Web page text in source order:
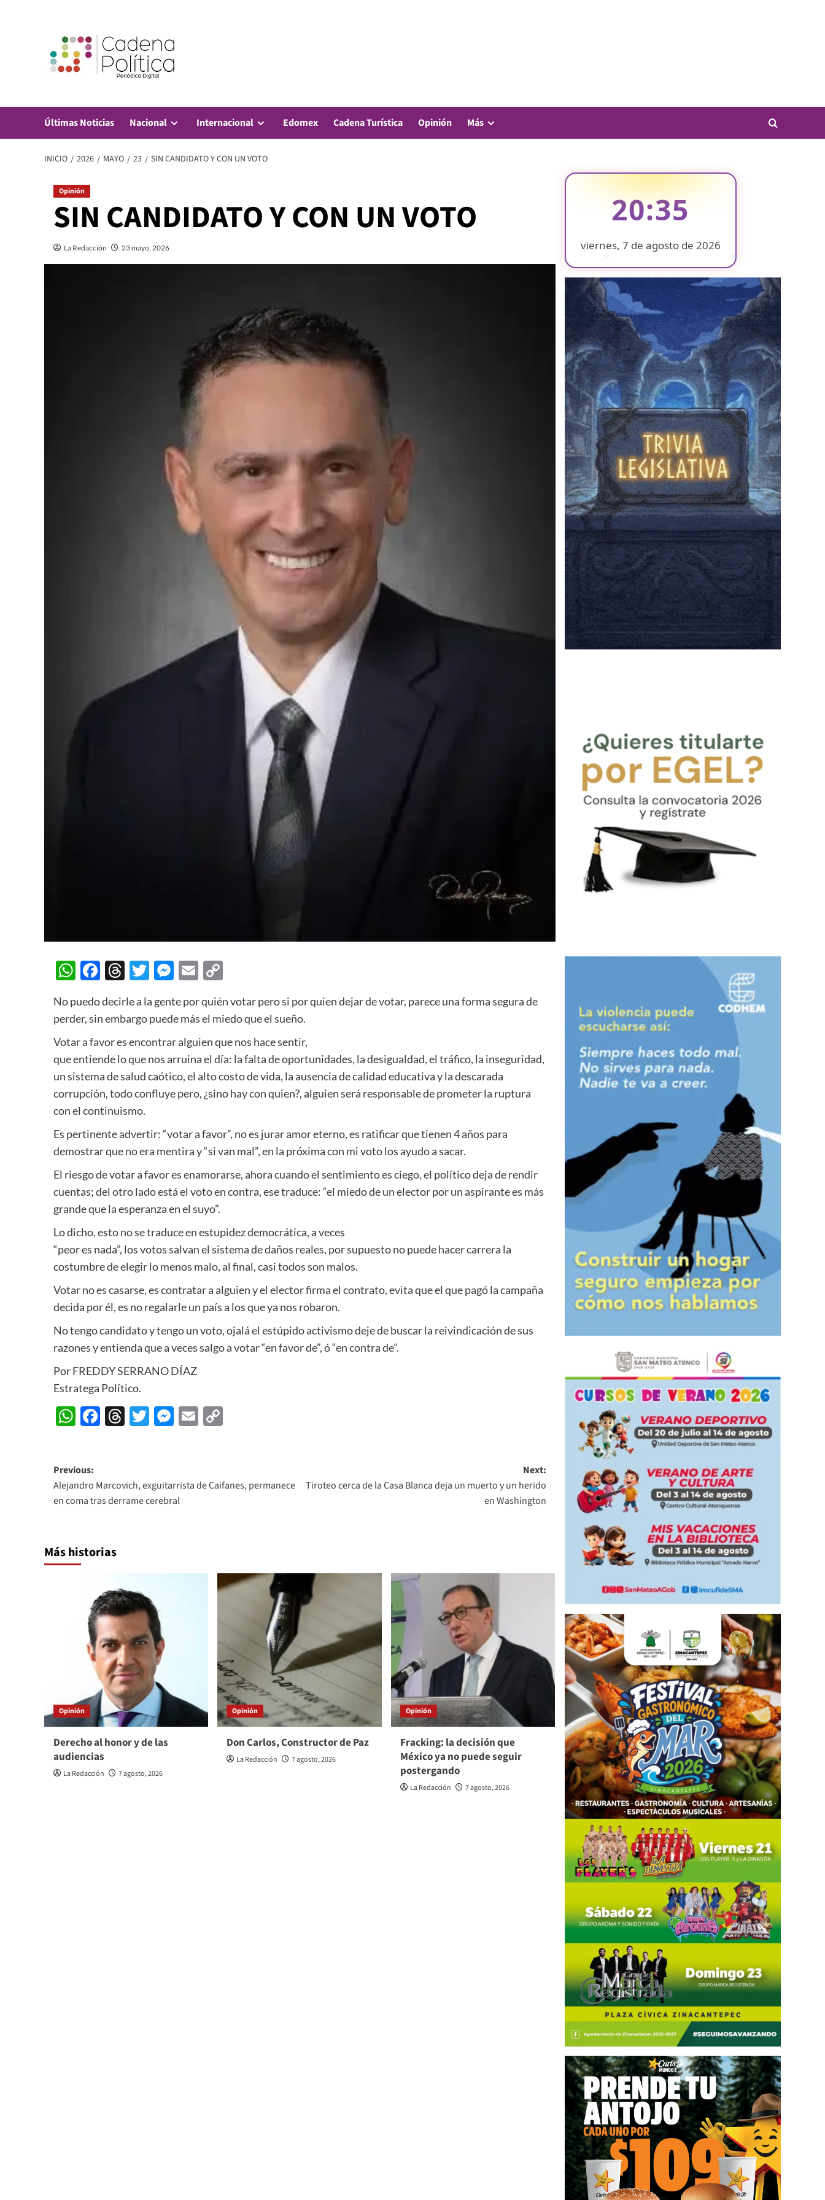
Últimas Noticias Nacional Internacional Edomex Cadena Turística Opinión Más
INICIO 2026 MAYO 23 SIN CANDIDATO Y CON UN VOTO
Opinión
SIN CANDIDATO Y CON UN VOTO
La Redacción 23 mayo, 2026
WhatsApp
Facebook
Threads
Twitter
Messenger
Email
No puedo decirle a la gente por quién votar pero si por quien dejar de votar, parece una forma segura de
perder, sin embargo puede más el miedo que el sueño.
Votar a favor es encontrar alguien que nos hace sentir,
que entiende lo que nos arruina el día: la falta de oportunidades, la desigualdad, el tráfico, la inseguridad,
un sistema de salud caótico, el alto costo de vida, la ausencia de calidad educativa y la descarada
corrupción, todo confluye pero, ¿sino hay con quien?, alguien será responsable de prometer la ruptura
con el continuismo.
Es pertinente advertir: “votar a favor”, no es jurar amor eterno, es ratificar que tienen 4 años para
demostrar que no era mentira y “si van mal”, en la próxima con mi voto los ayudo a sacar.
El riesgo de votar a favor es enamorarse, ahora cuando el sentimiento es ciego, el político deja de rendir
cuentas; del otro lado está el voto en contra, ese traduce: “el miedo de un elector por un aspirante es más
grande que la esperanza en el suyo”.
Lo dicho, esto no se traduce en estupidez democrática, a veces
“peor es nada”, los votos salvan el sistema de daños reales, por supuesto no puede hacer carrera la
costumbre de elegir lo menos malo, al final, casi todos son malos.
Votar no es casarse, es contratar a alguien y el elector firma el contrato, evita que el que pagó la campaña
decida por él, es no regalarle un país a los que ya nos robaron.
No tengo candidato y tengo un voto, ojalá el estúpido activismo deje de buscar la reivindicación de sus
razones y entienda que a veces salgo a votar “en favor de”, ó “en contra de”.
Por FREDDY SERRANO DÍAZ
Estratega Político.
WhatsApp
Facebook
Threads
Twitter
Messenger
Email
Post
navigation
Previous:
Alejandro Marcovich, exguitarrista de Caifanes, permanece
en coma tras derrame cerebral
Next:
Tiroteo cerca de la Casa Blanca deja un muerto y un herido
en Washington
Más historias
Opinión
Derecho al honor y de las
audiencias
La Redacción 7 agosto, 2026
Opinión
Don Carlos, Constructor de Paz
La Redacción 7 agosto, 2026
Opinión
Fracking: la decisión que
México ya no puede seguir
postergando
La Redacción 7 agosto, 2026
20:35
viernes, 7 de agosto de 2026
❄
❄
❄
❄
❄ ❄
❄
❄
❄